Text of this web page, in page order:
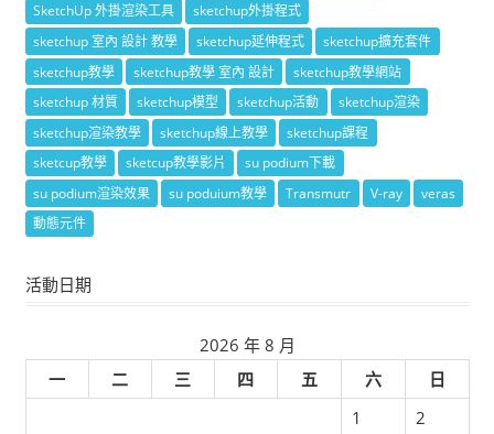
SketchUp 外掛渲染工具
sketchup外掛程式
sketchup 室內 設計 教學
sketchup延伸程式
sketchup擴充套件
sketchup教學
sketchup教學 室內 設計
sketchup教學網站
sketchup 材質
sketchup模型 sketchup活動
sketchup渲染
sketchup渲染教學
sketchup線上教學
sketchup課程
sketcup教學
sketcup教學影片
su podium下載
su podium渲染效果
su poduium教學 Transmutr V-ray
veras
動態元件
活動日期
2026 年 8 月
一
二 三 四 五 六
日
1
2